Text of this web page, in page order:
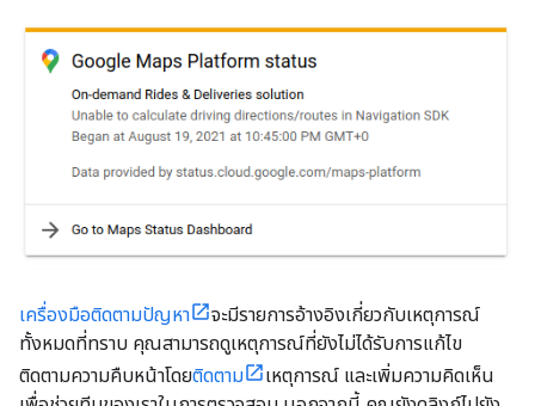
เครื่องมือติดตามปัญหา
จะมีรายการอ้างอิงเกี่ยวกับเหตุการณ์
ทั้งหมดที่ทราบ คุณสามารถดูเหตุการณ์ที่ยังไม่ได้รับการแก้ไข
ติดตามความคืบหน้าโดยติดตาม
เหตุการณ์ และเพิ่มความคิดเห็น